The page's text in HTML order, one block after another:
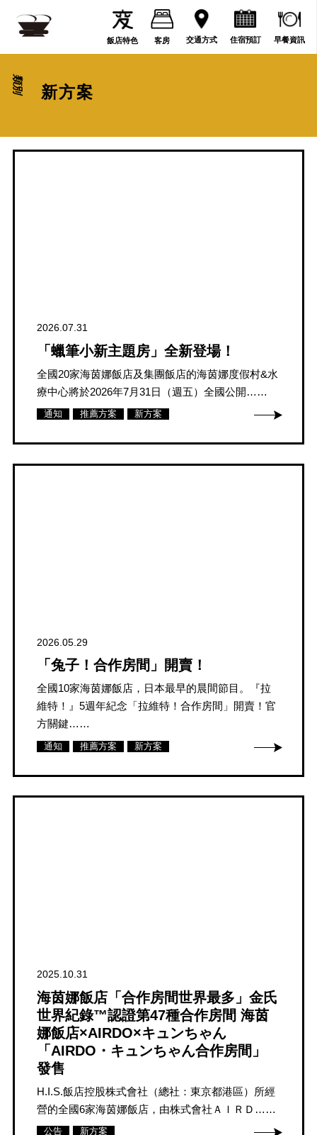
飯店特色 客房 交通方式 住宿預訂 早餐資訊
類別 新方案
2026.07.31
「蠟筆小新主題房」全新登場！
全國20家海茵娜飯店及集團飯店的海茵娜度假村&水
療中心將於2026年7月31日（週五）全國公開……
通知 推薦方案 新方案
2026.05.29
「兔子！合作房間」開賣！
全國10家海茵娜飯店，日本最早的晨間節目。『拉
維特！』5週年紀念「拉維特！合作房間」開賣！官
方關鍵……
通知 推薦方案 新方案
2025.10.31
海茵娜飯店「合作房間世界最多」金氏
世界紀錄™認證第47種合作房間 海茵
娜飯店×AIRDO×キュンちゃん
「AIRDO・キュンちゃん合作房間」
發售
H.I.S.飯店控股株式會社（總社：東京都港區）所經
營的全國6家海茵娜飯店，由株式會社ＡＩＲＤ……
公告 新方案